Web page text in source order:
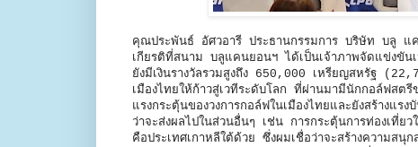
คุณประพันธ์ อัศวอารี ประธานกรรมการ บริษัท บลู แ
เกียรติที่สนาม บลูแคนยอนฯ ได้เป็นเจ้าภาพจัดแข่งขั
ยังมีเงินรางวัลรวมสูงถึง 650,000 เหรียญสหรัฐ
เมืองไทยให้ก้าวสู่เวทีระดับโลก ที่ผ่านมามีนักกอล์ฟสต
แรงกระตุ้นของวงการกอล์ฟในเมืองไทยและยังสร้างแ
ว่าจะส่งผลไปในส่วนอื่นๆ เช่น การกระตุ้นการท่องเที่ย
คือประเทศเกาหลีใต้ด้วย ซึ่งผมเชื่อว่าจะสร้างความส